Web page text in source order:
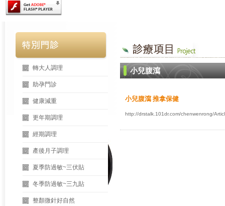
轉大人調理
助孕門診
健康減重
更年期調理
經期調理
產後月子調理
夏季防過敏~三伏貼
冬季防過敏~三九貼
整顏微針好自然
小兒腹瀉
小兒腹瀉 推拿保健
http://drstalk.101dr.com/chenwenrong/